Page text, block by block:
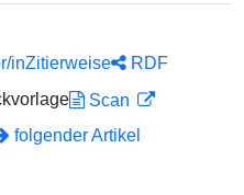
inZitierweise
RDF
Scan
folgender Artikel